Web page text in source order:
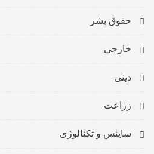
حقوق بشر
خارجی
دینی
زراعت
ساینس و تکنالوژی